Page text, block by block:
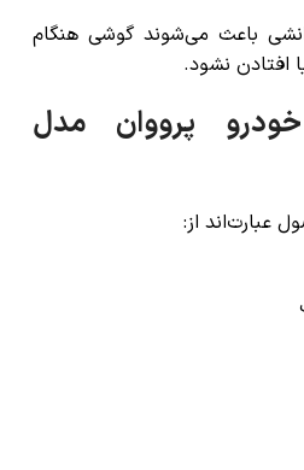
باعث می‌شوند گوشی هنگام
افتادن نشود.
پرووان مدل
عبارت‌اند از: